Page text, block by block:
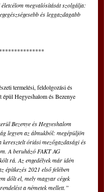
megvalósítását szolgálja:
és leggazdagabb
termelési, feldolgozási és
Hegyeshalom és Bezenye
Bezenye és Hegyeshalom
legyen az álmukból: megépüljön
óriási mezőgazdasági és
A beruházó FAKT AG
rá. Az engedélyek már idén
építkezés 2021 első felében
dőlt el, mely magyar cégek
a németek mellett.”